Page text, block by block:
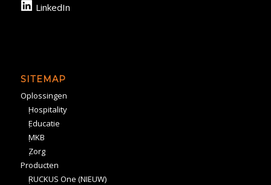
LinkedIn
SITEMAP
Oplossingen
Hospitality
Educatie
MKB
Zorg
Producten
RUCKUS One (NIEUW)